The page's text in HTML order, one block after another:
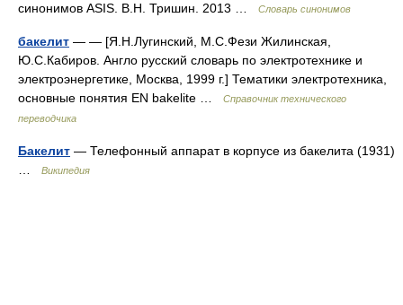
синонимов ASIS. В.Н. Тришин. 2013 …
Словарь синонимов
бакелит — — [Я.Н.Лугинский, М.С.Фези Жилинская,
Ю.С.Кабиров. Англо русский словарь по электротехнике и
электроэнергетике, Москва, 1999 г.] Тематики электротехника,
основные понятия EN bakelite …
Справочник технического
переводчика
Бакелит — Телефонный аппарат в корпусе из бакелита (1931)
Википедия